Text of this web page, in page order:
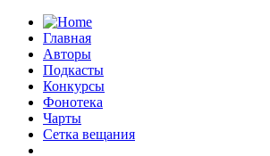
Главная
Авторы
Подкасты
Конкурсы
Фонотека
Чарты
Сетка вещания